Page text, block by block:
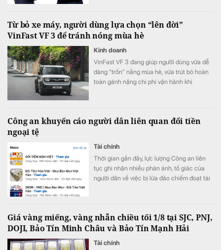
kể từ ngày 31/7/2026.
Từ bỏ xe máy, người dùng lựa chọn “lên đời”
VinFast VF 3 để tránh nóng mùa hè
Kinh doanh
VinFast VF 3 đang giúp người dùng vừa dễ
dàng “trốn” nắng mùa hè, vừa trút bỏ hoàn
toàn gánh nặng chi phí vận hành khi
Công an khuyến cáo người dân liên quan đổi tiền
ngoại tệ
Tài chính
Thời gian gần đây, lực lượng Công an liên
tục ghi nhận nhiều phản ánh, tố giác của
người dân về việc bị lừa đảo chiếm đoạt tài
Quốc (KRW).
Giá vàng miếng, vàng nhẫn chiều tối 1/8 tại SJC, PNJ,
DOJI, Bảo Tín Minh Châu và Bảo Tín Mạnh Hải
Tài chính